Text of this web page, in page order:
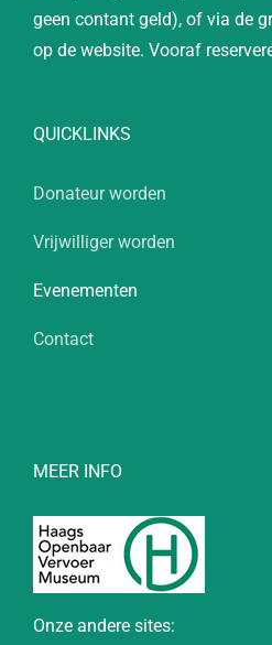
geen contant geld), of via de
op de website. Vooraf
QUICKLINKS
Donateur worden
Vrijwilliger worden
Evenementen
Contact
MEER INFO
Onze andere sites: